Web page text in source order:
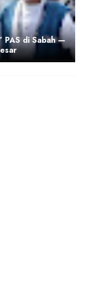
PAS di Sabah —